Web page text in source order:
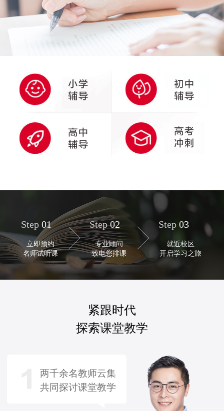
Step 01
立即预约
名师试听课
Step02
专业顾问
致电您排课
Step 03
就近校区
开启学习之旅
紧跟时代
探索课堂教学
两千余名教师云集
共同探讨课堂教学